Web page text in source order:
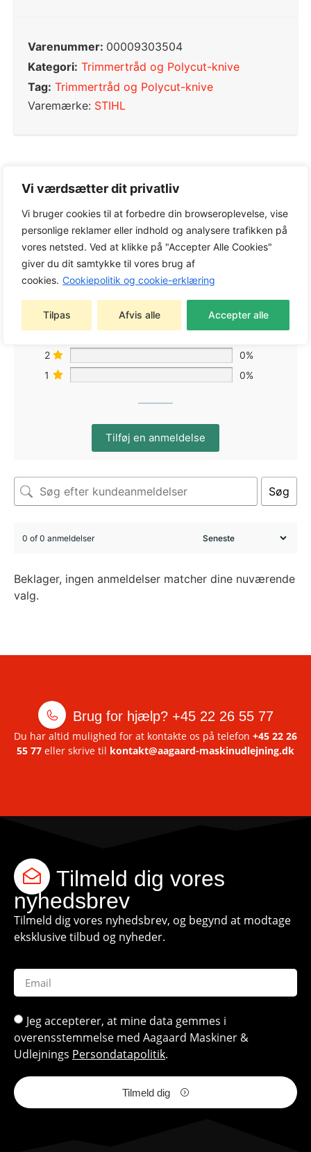
Vi værdsætter dit privatliv
Vi bruger cookies til at forbedre din browseroplevelse, vise
personlige reklamer eller indhold og analysere trafikken på
vores netsted. Ved at klikke på "Accepter Alle Cookies"
giver du dit samtykke til vores brug af
cookies. Cookiepolitik og cookie-erklæring
Tilpas Afvis alle Accepter alle
Varenummer: 00009303504
Kategori: Trimmertråd og Polycut-knive
Tag: Trimmertråd og Polycut-knive
Varemærke: STIHL
0,0
Baseret på 0 anmeldelser
4
0%
2
0%
1
0%
Tilføj en anmeldelse
Søg
0 of 0 anmeldelser
Beklager, ingen anmeldelser matcher dine nuværende
valg.
Brug for hjælp? +45 22 26 55 77
Du har altid mulighed for at kontakte os på telefon +45 22 26
55 77 eller skrive til kontakt@aagaard-maskinudlejning.dk
Tilmeld dig vores
nyhedsbrev
Tilmeld dig vores nyhedsbrev, og begynd at modtage
eksklusive tilbud og nyheder.
Jeg accepterer, at mine data gemmes i
overensstemmelse med Aagaard Maskiner &
Udlejnings Persondatapolitik.
Tilmeld dig